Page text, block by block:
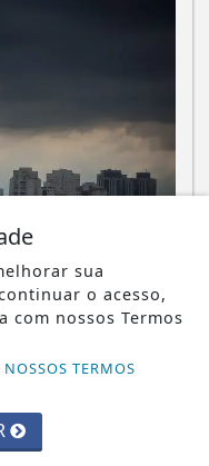
previsão de
de SP e
sua
o acesso,
com nossos Termos
NOSSOS TERMOS